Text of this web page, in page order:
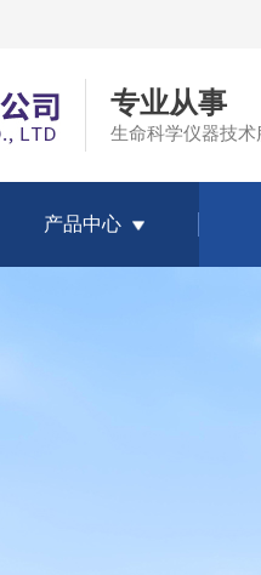
专业从事
生命科学仪器技术
产品中心